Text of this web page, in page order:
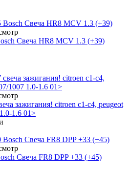
Свеча HR8 MCV 1.3 (+39)
зажигания! citroen c1-c4, peugeot
1.6 01>
Свеча FR8 DPP +33 (+45)